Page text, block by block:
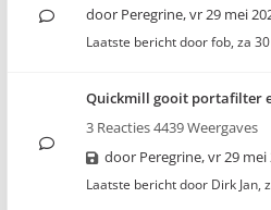
door Peregrine,vr 29 mei
Laatste bericht doorfob, za
Quickmill gooit portafilter
3 Reacties 4439 Weergaves
door Peregrine,vr 29 mei
Laatste bericht door Dirk Jan,